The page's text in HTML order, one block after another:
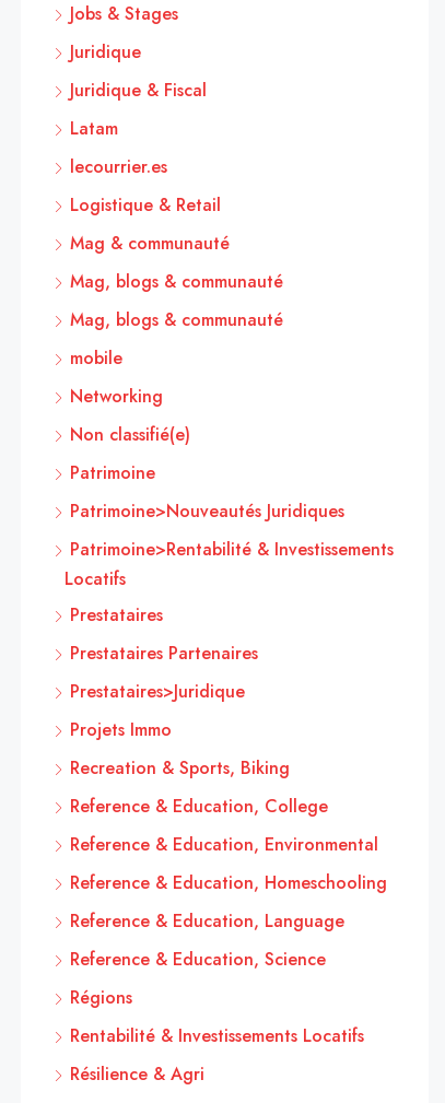
Jobs & Stages
Juridique
Juridique & Fiscal
Latam
lecourrier.es
Logistique & Retail
Mag & communauté
Mag, blogs & communauté
Mag, blogs & communauté
mobile
Networking
Non classifié(e)
Patrimoine
Patrimoine>Nouveautés Juridiques
Patrimoine>Rentabilité & Investissements
Locatifs
Prestataires
Prestataires Partenaires
Prestataires>Juridique
Projets Immo
Recreation & Sports, Biking
Reference & Education, College
Reference & Education, Environmental
Reference & Education, Homeschooling
Reference & Education, Language
Reference & Education, Science
Régions
Rentabilité & Investissements Locatifs
Résilience & Agri